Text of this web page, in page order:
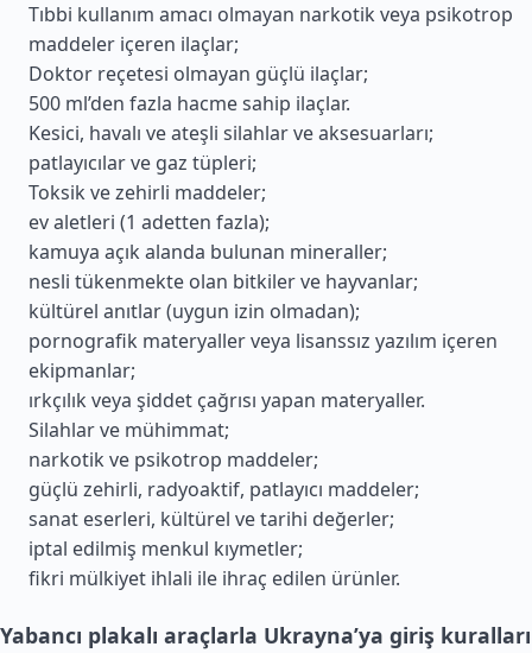
Tıbbi kullanım amacı olmayan narkotik veya psikotrop
maddeler içeren ilaçlar;
Doktor reçetesi olmayan güçlü ilaçlar;
500 ml’den fazla hacme sahip ilaçlar.
Kesici, havalı ve ateşli silahlar ve aksesuarları;
patlayıcılar ve gaz tüpleri;
Toksik ve zehirli maddeler;
ev aletleri (1 adetten fazla);
kamuya açık alanda bulunan mineraller;
nesli tükenmekte olan bitkiler ve hayvanlar;
kültürel anıtlar (uygun izin olmadan);
pornografik materyaller veya lisanssız yazılım içeren
ekipmanlar;
ırkçılık veya şiddet çağrısı yapan materyaller.
Silahlar ve mühimmat;
narkotik ve psikotrop maddeler;
güçlü zehirli, radyoaktif, patlayıcı maddeler;
sanat eserleri, kültürel ve tarihi değerler;
iptal edilmiş menkul kıymetler;
fikri mülkiyet ihlali ile ihraç edilen ürünler.
Yabancı plakalı araçlarla Ukrayna’ya giriş kuralları